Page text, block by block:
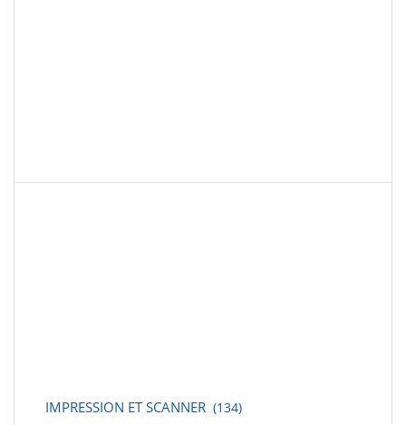
IMPRESSION ET SCANNER (134)